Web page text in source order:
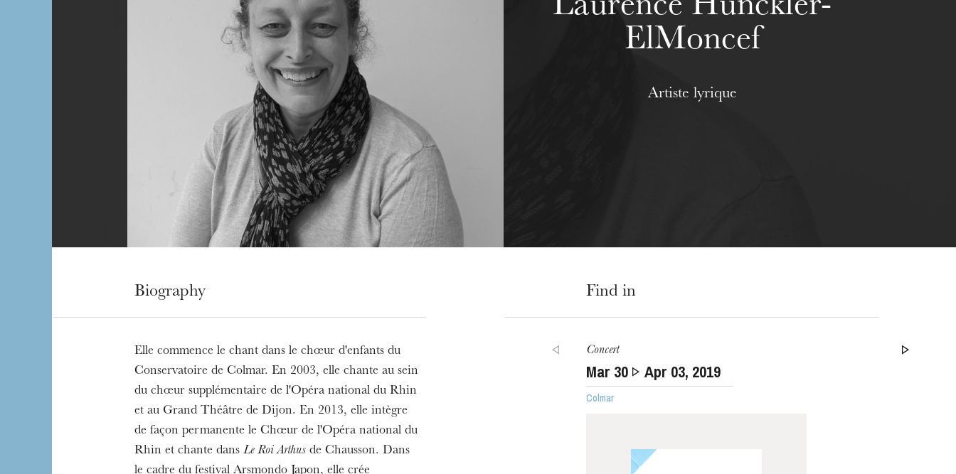
Laurence Hunckler-
ElMoncef
Artiste lyrique
Biography
Elle commence le chant dans le chœur d'enfants du
Conservatoire de Colmar. En 2003, elle chante au sein
du chœur supplémentaire de l'Opéra national du Rhin
et au Grand Théâtre de Dijon. En 2013, elle intègre
de façon permanente le Chœur de l'Opéra national du
Rhin et chante dans Le Roi Arthusde Chausson. Dans
le cadre du festival Arsmondo Japon, elle crée
Find in
Concert
Mar 30 Apr 03, 2019
Colmar